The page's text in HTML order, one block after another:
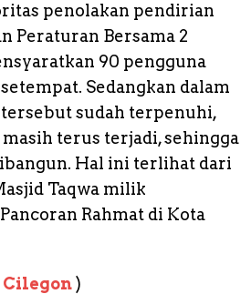
penolakan pendirian
Peraturan Bersama 2
90 pengguna
Sedangkan dalam
sudah terpenuhi,
terus terjadi, sehingga
Hal ini terlihat dari
Taqwa milik
Rahmat di Kota
Cilegon)